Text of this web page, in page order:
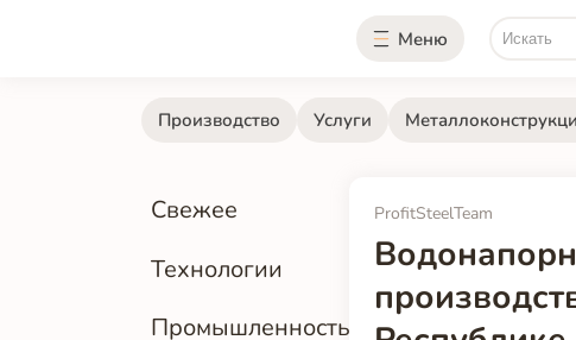
Меню
Производство Услуги
Свежее
Технологии
Промышленность
ProfitSteelTeam